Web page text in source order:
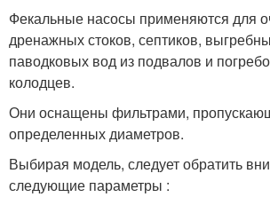
Фекальные насосы применяются для
дренажных стоков, септиков,
паводковых вод из подвалов и
колодцев.
Они оснащены фильтрами,
определенных диаметров.
Выбирая модель, следует обратить
следующие параметры :